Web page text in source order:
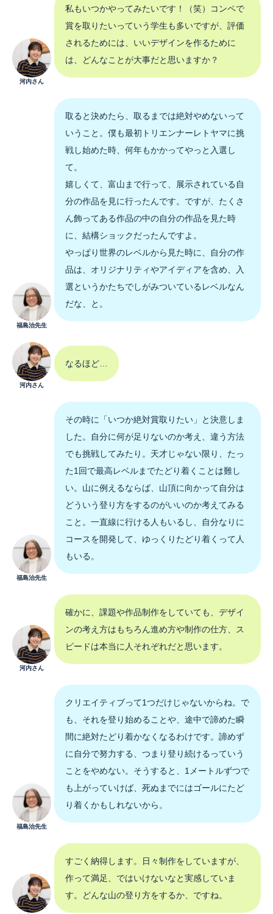
河内さん
私もいつかやってみたいです！（笑）コンペで
賞を取りたいっていう学生も多いですが、評価
されるためには、いいデザインを作るために
は、どんなことが大事だと思いますか？
福島治先生
取ると決めたら、取るまでは絶対やめないって
いうこと。僕も最初トリエンナーレトヤマに挑
戦し始めた時、何年もかかってやっと入選し
て。
嬉しくて、富山まで行って、展示されている自
分の作品を見に行ったんです。ですが、たくさ
ん飾ってある作品の中の自分の作品を見た時
に、結構ショックだったんですよ。
やっぱり世界のレベルから見た時に、自分の作
品は、オリジナリティやアイディアを含め、入
選というかたちでしがみついているレベルなん
だな、と。
河内さん
なるほど…
福島治先生
その時に「いつか絶対賞取りたい」と決意しま
した。自分に何が足りないのか考え、違う方法
でも挑戦してみたり。天才じゃない限り、たっ
た1回で最高レベルまでたどり着くことは難し
い。山に例えるならば、山頂に向かって自分は
どういう登り方をするのがいいのか考えてみる
こと。一直線に行ける人もいるし、自分なりに
コースを開発して、ゆっくりたどり着くって人
もいる。
河内さん
確かに、課題や作品制作をしていても、デザイ
ンの考え方はもちろん進め方や制作の仕方、ス
ピードは本当に人それぞれだと思います。
福島治先生
クリエイティブって1つだけじゃないからね。で
も、それを登り始めることや、途中で諦めた瞬
間に絶対たどり着かなくなるわけです。諦めず
に自分で努力する、つまり登り続けるっていう
ことをやめない。そうすると、1メートルずつで
も上がっていけば、死ぬまでにはゴールにたど
り着くかもしれないから。
すごく納得します。日々制作をしていますが、
作って満足、ではいけないなと実感していま
す。どんな山の登り方をするか、ですね。